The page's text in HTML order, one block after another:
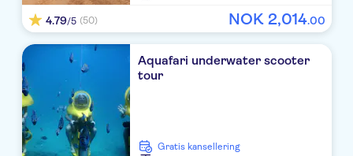
4.79/5 (50) NOK 2,014.00
Aquafari underwater scooter
tour
Gratis kansellering